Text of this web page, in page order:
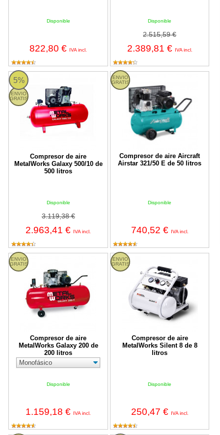
Disponible
822,80 € IVA incl.
Disponible
2.515,59 €
2.389,81 € IVA incl.
5%
ENVIO
GRATIS
Compresor de aire
MetalWorks Galaxy 500/10 de
500 litros
Disponible
3.119,38 €
2.963,41 € IVA incl.
Compresor de aire MetalWorks Galaxy 500/10 de 500 litros
ENVIO
GRATIS
Compresor de aire Aircraft
Airstar 321/50 E de 50 litros
Disponible
740,52 € IVA incl.
Compresor de aire Aircraft
ENVIO
GRATIS
Compresor de aire
MetalWorks Galaxy 200 de
200 litros
Disponible
1.159,18 € IVA incl.
Compresor de aire MetalWorks Galaxy 200 de 200 litros
ENVIO
GRATIS
Compresor de aire
MetalWorks Silent 8 de 8
litros
Disponible
250,47 € IVA incl.
Compresor de aire MetalWorks